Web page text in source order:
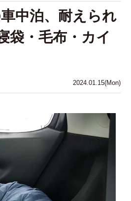
2024.01.15(Mon)
中泊、耐えられ
袋・毛布・カイ